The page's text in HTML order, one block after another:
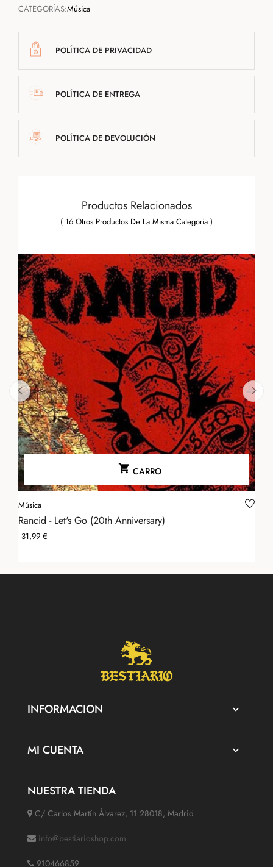
CATEGORÍAS:Música
POLÍTICA DE PRIVACIDAD
POLÍTICA DE ENTREGA
POLÍTICA DE DEVOLUCIÓN
Productos Relacionados
( 16 Otros Productos De La Misma Categoria )
 CARRO
Música
Rancid - Let's Go (20th Anniversary)
Precio
31,99 €
‹ ›
INFORMACION 
MI CUENTA 
NUESTRA TIENDA
C/ Carlos Martín Álvarez, 11 28018, Madrid
info@bestiarioshop.com
910466859